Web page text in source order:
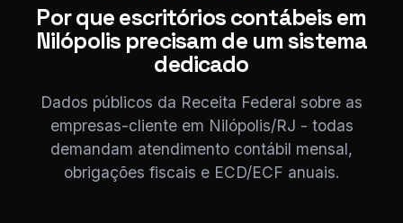
NF competência 05/
enviada. Registrado
AB12-CD.
Digite uma
Por que escritórios contábeis em
Nilópolis precisam de um sistema
dedicado
Dados públicos da Receita Federal sobre as
empresas-cliente em Nilópolis/RJ - todas
demandam atendimento contábil mensal,
obrigações fiscais e ECD/ECF anuais.